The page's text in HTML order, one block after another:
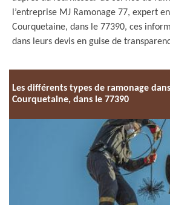
l’entreprise MJ Ramonage 77, expert
Courquetaine, dans le 77390, ces
dans leurs devis en guise de
Les différents types de ramonage
Courquetaine, dans le 77390